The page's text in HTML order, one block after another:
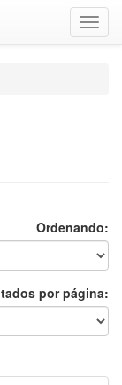
Ordenando:
por página: